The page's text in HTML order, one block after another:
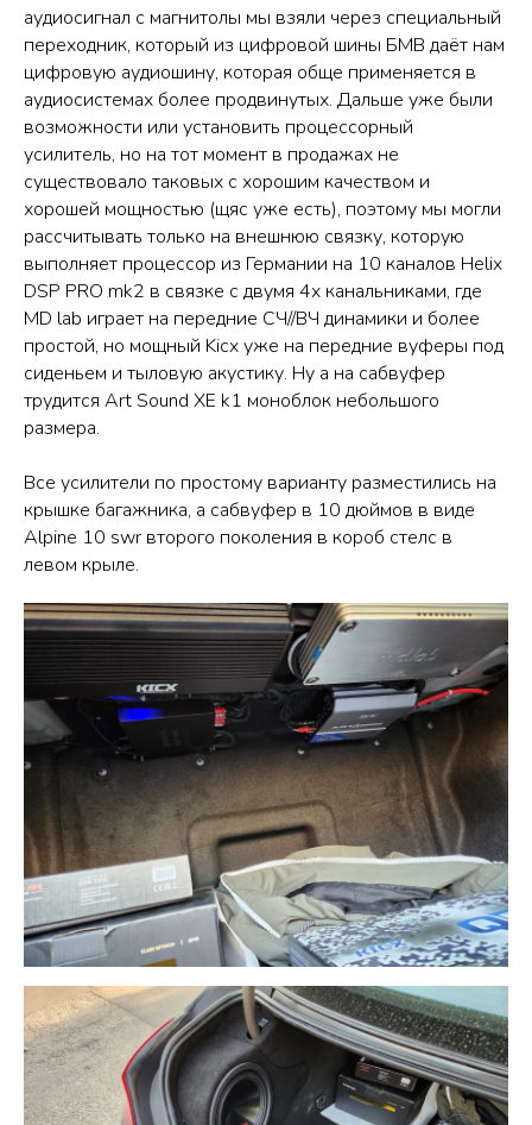
аудиосигнал с магнитолы мы взяли через специальный
переходник, который из цифровой шины БМВ даёт нам
цифровую аудиошину, которая обще применяется в
аудиосистемах более продвинутых. Дальше уже были
возможности или установить процессорный
усилитель, но на тот момент в продажах не
существовало таковых с хорошим качеством и
хорошей мощностью (щяс уже есть), поэтому мы могли
рассчитывать только на внешнюю связку, которую
выполняет процессор из Германии на 10 каналов Helix
DSP PRO mk2 в связке с двумя 4х канальниками, где
MD lab играет на передние СЧ//ВЧ динамики и более
простой, но мощный Kicx уже на передние вуферы под
сиденьем и тыловую акустику. Ну а на сабвуфер
трудится Art Sound XE k1 моноблок небольшого
размера.
Все усилители по простому варианту разместились на
крышке багажника, а сабвуфер в 10 дюймов в виде
Alpine 10 swr второго поколения в короб стелс в
левом крыле.